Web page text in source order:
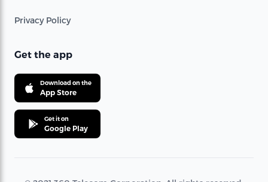
Privacy Policy
Get the app
Download on the
App Store
Get it on
Google Play